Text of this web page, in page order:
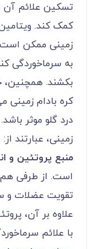
تسکین علائم آن
کمک کند.
زمینی ممکن است
به سرماخوردگی
بکشند. همچنین،
کره بادام
درد گلو موثر
زمینی، عبارتند از:
منبع پروتئین و
است. از طرفی
تقویت عضلات و
علاوه بر آن،
با علائم